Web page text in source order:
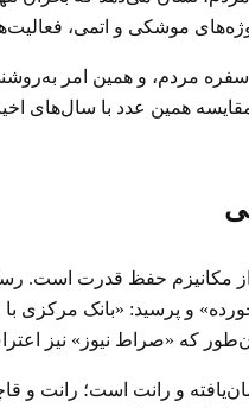
موشکی و اتمی،
۱۲۱ هزار تومانی می شود کمتر از ۹۰
حفظ قدرت است.
و پرسید: «بانک مرکزی
«صراط نیوز» نیز اعتراف
و رانت است؛ رانت